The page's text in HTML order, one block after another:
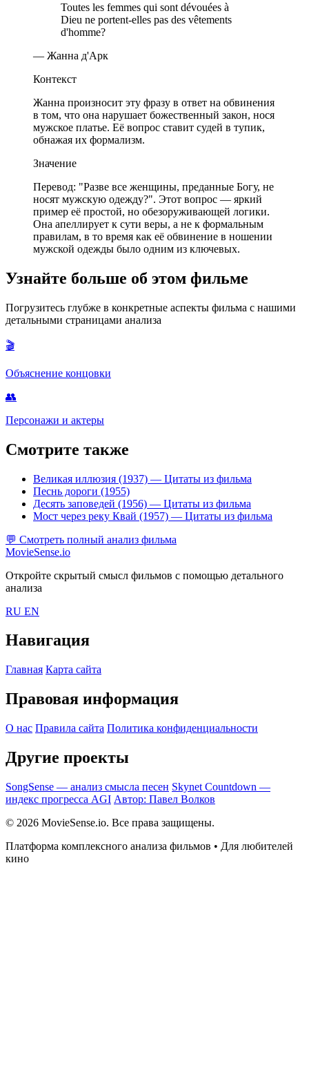
Toutes les femmes qui sont dévouées à
Dieu ne portent-elles pas des vêtements
d'homme?
— Жанна д'Арк
Контекст
Жанна произносит эту фразу в ответ на обвинения
в том, что она нарушает божественный закон, нося
мужское платье. Её вопрос ставит судей в тупик,
обнажая их формализм.
Значение
Перевод: "Разве все женщины, преданные Богу, не
носят мужскую одежду?". Этот вопрос — яркий
пример её простой, но обезоруживающей логики.
Она апеллирует к сути веры, а не к формальным
правилам, в то время как её обвинение в ношении
мужской одежды было одним из ключевых.
Узнайте больше об этом фильме
Погрузитесь глубже в конкретные аспекты фильма с нашими
детальными страницами анализа
🎬
Объяснение концовки
👥
Персонажи и актеры
Смотрите также
Великая иллюзия (1937) — Цитаты из фильма
Песнь дороги (1955)
Десять заповедей (1956) — Цитаты из фильма
Мост через реку Квай (1957) — Цитаты из фильма
💬 Смотреть полный анализ фильма
MovieSense.io
Откройте скрытый смысл фильмов с помощью детального
анализа
RU EN
Навигация
Главная Карта сайта
Правовая информация
О нас Правила сайта Политика конфиденциальности
Другие проекты
SongSense — анализ смысла песен Skynet Countdown —
индекс прогресса AGI Автор: Павел Волков
© 2026 MovieSense.io. Все права защищены.
Платформа комплексного анализа фильмов • Для любителей
кино